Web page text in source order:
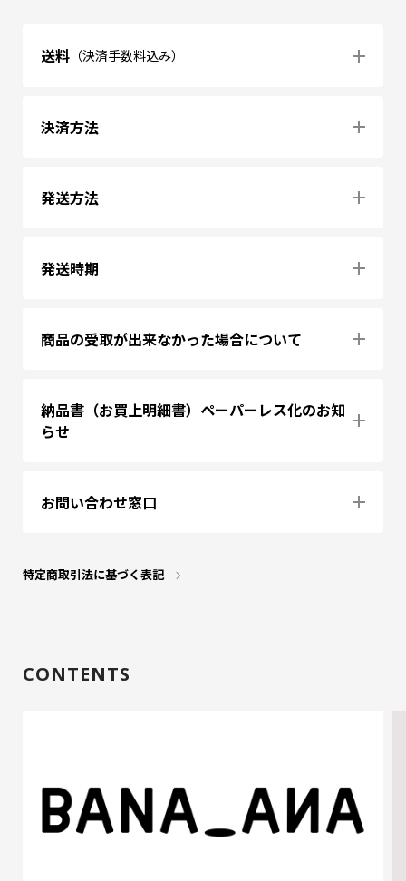
送料 （決済手数料込み）
決済方法
発送方法
発送時期
商品の受取が出来なかった場合について
納品書（お買上明細書）ペーパーレス化のお知
らせ
お問い合わせ窓口
特定商取引法に基づく表記
CONTENTS